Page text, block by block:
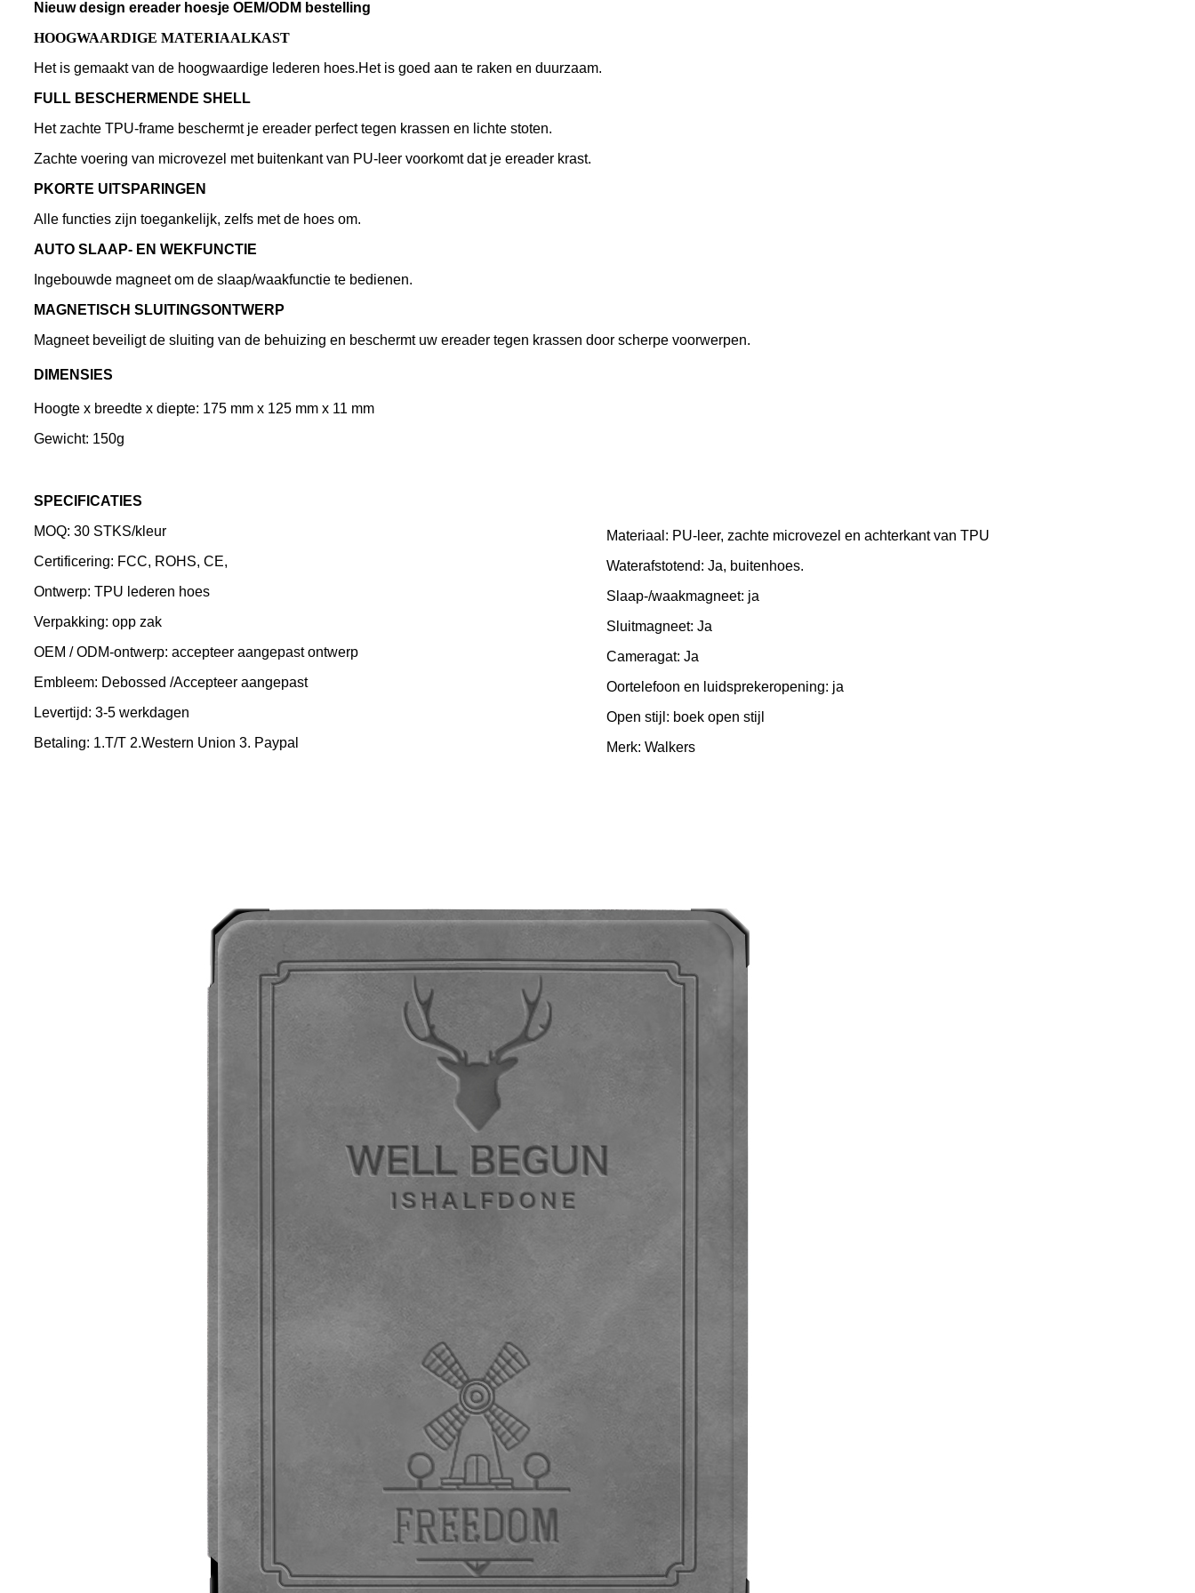
Nieuw design ereader hoesje OEM/ODM bestelling
HOOGWAARDIGE MATERIAALKAST
Het is gemaakt van de hoogwaardige lederen hoes.Het is goed aan te raken en duurzaam.
FULL BESCHERMENDE SHELL
Het zachte TPU-frame beschermt je ereader perfect tegen krassen en lichte stoten.
Zachte voering van microvezel met buitenkant van PU-leer voorkomt dat je ereader krast.
P KORTE UITSPARINGEN
Alle functies zijn toegankelijk, zelfs met de hoes om.
AUTO SLAAP- EN WEKFUNCTIE
Ingebouwde magneet om de slaap/waakfunctie te bedienen.
MAGNETISCH SLUITINGSONTWERP
Magneet beveiligt de sluiting van de behuizing en beschermt uw ereader tegen krassen door scherpe voorwerpen.
DIMENSIES
Hoogte x breedte x diepte: 175 mm x 125 mm x 11 mm
Gewicht: 150g
SPECIFICATIES
MOQ: 30 STKS/kleur
Certificering: FCC, ROHS, CE,
Ontwerp: TPU lederen hoes
Verpakking: opp zak
OEM / ODM-ontwerp: accepteer aangepast ontwerp
Embleem: Debossed /Accepteer aangepast
Levertijd: 3-5 werkdagen
Betaling: 1.T/T 2.Western Union 3. Paypal
Materiaal: PU-leer, zachte microvezel en achterkant van TPU
Waterafstotend: Ja, buitenhoes.
Slaap-/waakmagneet: ja
Sluitmagneet: Ja
Cameragat: Ja
Oortelefoon en luidsprekeropening: ja
Open stijl: boek open stijl
Merk: Walkers